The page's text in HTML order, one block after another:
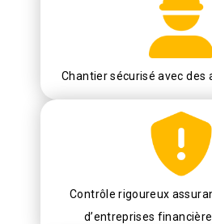
Chantier sécurisé avec des
Contrôle rigoureux
d’entreprises